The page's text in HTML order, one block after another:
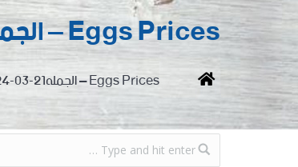
Eggs Prices – الجمله21-03-2024
You are here:
Home Eggs Prices – الجمله21-03-2024